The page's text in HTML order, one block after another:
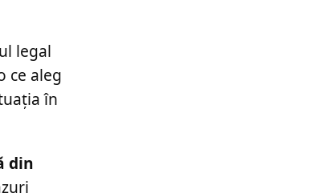
legal
ce aleg
în
din